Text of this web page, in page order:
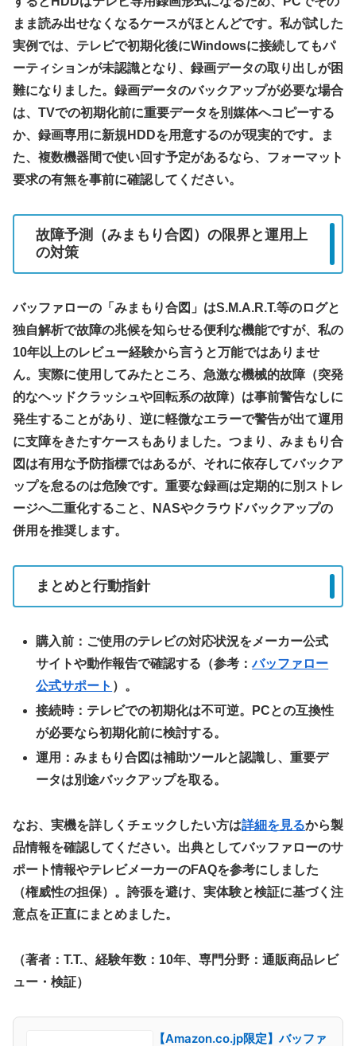
まま読み出せなくなるケースがほとんどです。私が試した
実例では、テレビで初期化後にWindowsに接続してもパ
ーティションが未認識となり、録画データの取り出しが困
難になりました。録画データのバックアップが必要な場合
は、TVでの初期化前に重要データを別媒体へコピーする
か、録画専用に新規HDDを用意するのが現実的です。ま
た、複数機器間で使い回す予定があるなら、フォーマット
要求の有無を事前に確認してください。
故障予測（みまもり合図）の限界と運用上
の対策
バッファローの「みまもり合図」はS.M.A.R.T.等のログと
独自解析で故障の兆候を知らせる便利な機能ですが、私の
10年以上のレビュー経験から言うと万能ではありませ
ん。実際に使用してみたところ、急激な機械的故障（突発
的なヘッドクラッシュや回転系の故障）は事前警告なしに
発生することがあり、逆に軽微なエラーで警告が出て運用
に支障をきたすケースもありました。つまり、みまもり合
図は有用な予防指標ではあるが、それに依存してバックア
ップを怠るのは危険です。重要な録画は定期的に別ストレ
ージへ二重化すること、NASやクラウドバックアップの
併用を推奨します。
まとめと行動指針
購入前：ご使用のテレビの対応状況をメーカー公式
サイトや動作報告で確認する（参考：バッファロー
公式サポート ）。
接続時：テレビでの初期化は不可逆。PCとの互換性
が必要なら初期化前に検討する。
運用：みまもり合図は補助ツールと認識し、重要デ
ータは別途バックアップを取る。
なお、実機を詳しくチェックしたい方は詳細を見るから製
品情報を確認してください。出典としてバッファローのサ
ポート情報やテレビメーカーのFAQを参考にしました
（権威性の担保）。誇張を避け、実体験と検証に基づく注
意点を正直にまとめました。
（著者：T.T.、経験年数：10年、専門分野：通販商品レビ
ュー・検証）
【Amazon.co.jp限定】バッファ